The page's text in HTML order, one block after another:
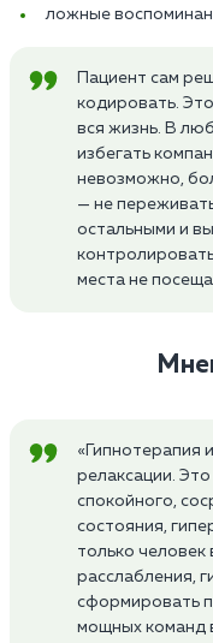
ложные
Пациент сам
кодировать.
вся жизнь. В
избегать
невозможно,
— не
остальными и
места не
«Гипнотерапия
релаксации.
спокойного,
состояния,
только человек
расслабления,
сформировать
мощных команд